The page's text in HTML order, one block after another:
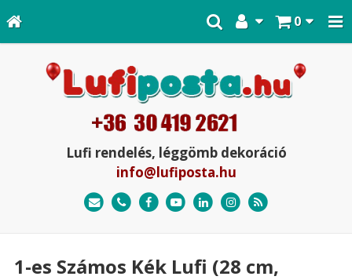
0
Lufi rendelés, léggömb dekoráció
info@lufiposta.hu
1-es Számos Kék Lufi (28 cm,